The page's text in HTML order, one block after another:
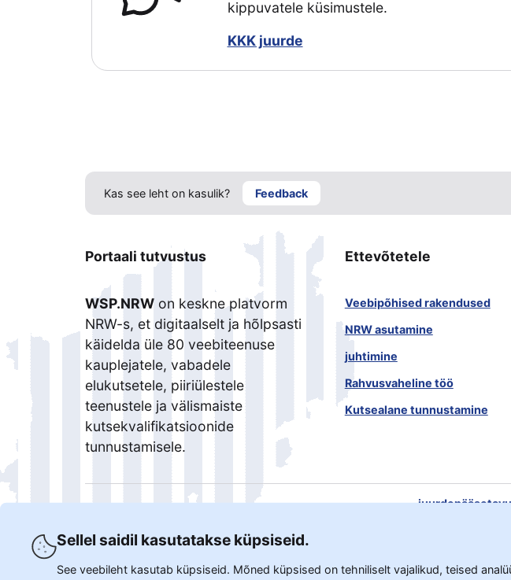
kippuvatele küsimustele.
KKK juurde
Kas see leht on kasulik? Feedback
Portaali tutvustus
WSP.NRWon keskne platvorm
NRW-s, et digitaalselt ja hõlpsasti
käidelda üle 80 veebiteenuse
kauplejatele, vabadele
elukutsetele, piiriülestele
teenustele ja välismaiste
kutsekvalifikatsioonide
tunnustamisele.
Ettevõtetele
Veebipõhised rakendused
NRW asutamine
juhtimine
Rahvusvaheline töö
Kutsealane tunnustamine
Sellel saidil kasutatakse küpsiseid.
See veebileht kasutab küpsiseid. Mõned küpsised on tehniliselt vajalikud, teised